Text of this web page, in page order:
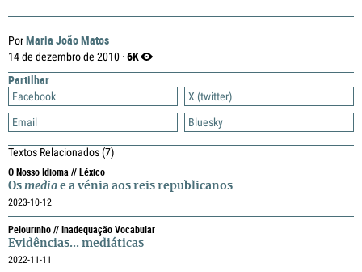
PorMaria João Matos
14 de dezembro de 2010 ·6K
Partilhar
Facebook
X (twitter)
Email
Bluesky
Textos Relacionados(7)
O Nosso Idioma // Léxico
Os media e a vénia aos reis republicanos
2023-10-12
Pelourinho // Inadequação Vocabular
Evidências... mediáticas
2022-11-11